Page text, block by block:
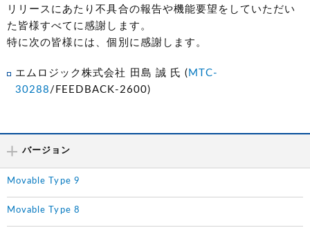
リリースにあたり不具合の報告や機能要望をしていただい
た皆様すべてに感謝します。
特に次の皆様には、個別に感謝します。
エムロジック株式会社 田島 誠 氏 ( MTC-
30288 /FEEDBACK-2600)
バージョン
Movable Type 9
Movable Type 8